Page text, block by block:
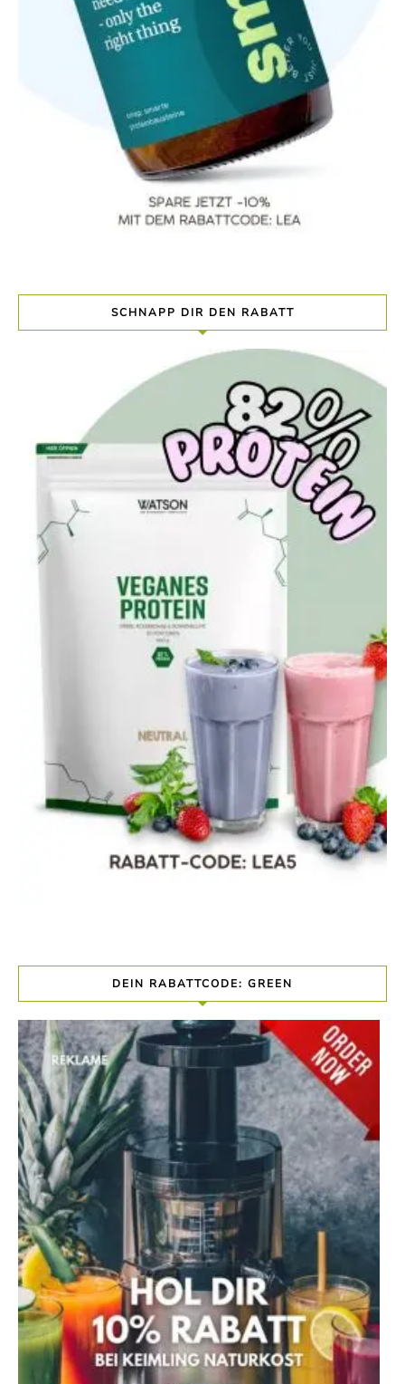
SCHNAPP DIR DEN RABATT
DEIN RABATTCODE: GREEN